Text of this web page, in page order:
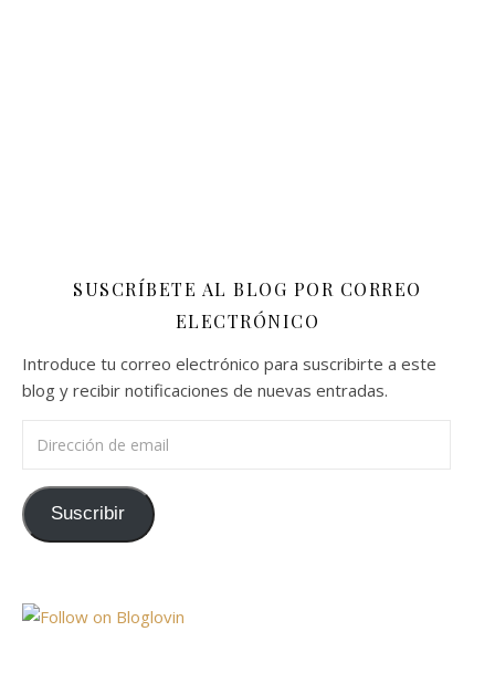
SUSCRÍBETE AL BLOG POR CORREO
ELECTRÓNICO
Introduce tu correo electrónico para suscribirte a este
blog y recibir notificaciones de nuevas entradas.
Suscribir